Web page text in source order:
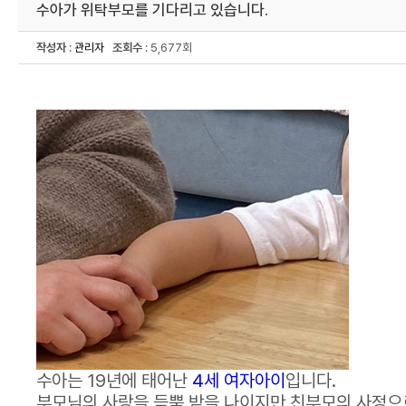
수아가 위탁부모를 기다리고 있습니다.
작성자: 관리자 조회수 : 5,677회
수아는 19년에 태어난 4세 여자아이 입니다.